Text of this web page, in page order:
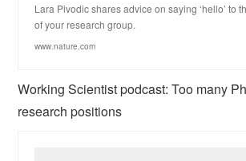
Lara Pivodic shares advice on saying ‘hello’ to
of your research group.
www.nature.com
Working Scientist podcast: Too many
research positions